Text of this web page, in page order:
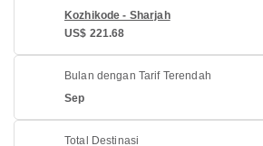
Kozhikode - Sharjah
US$ 221.68
Bulan dengan Tarif Terendah
Sep
Total Destinasi